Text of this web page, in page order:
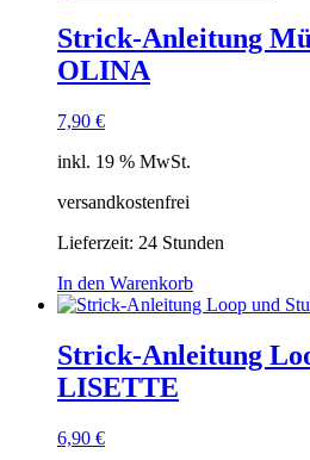
Strick-Anleitung
OLINA
7,90 €
inkl. 19 % MwSt.
versandkostenfrei
Lieferzeit: 24 Stunden
In den Warenkorb
Strick-Anleitung
LISETTE
6,90 €